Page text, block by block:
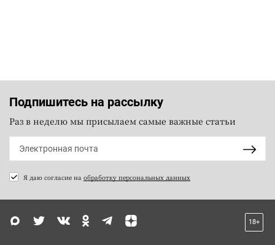
Подпишитесь на рассылку
Раз в неделю мы присылаем самые важные статьи
Я даю согласие на обработку персональных данных
18+